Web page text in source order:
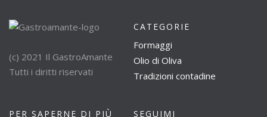
(c) 2021 Il GastroAmante
Tutti i diritti riservati
CATEGORIE
Formaggi
Olio di Oliva
Tradizioni contadine
PER SAPERNE DI PIÙ SEGUIMI